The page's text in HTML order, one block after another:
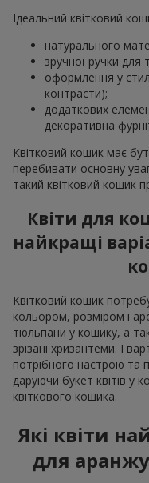
Ідеальний квітковий
натурального
зручної ручки для
оформлення у
контрасти);
додаткових
декоративна
Квітковий кошик має
перебивати основну
такий квітковий кошик
Квіти для
найкращі
Квітковий кошик
кольором, розміром і
тюльпани у кошику, а
зрізані хризантеми. І
потрібного настрою та
даруючи букет квітів у
квіткового кошика.
Які квіти
для